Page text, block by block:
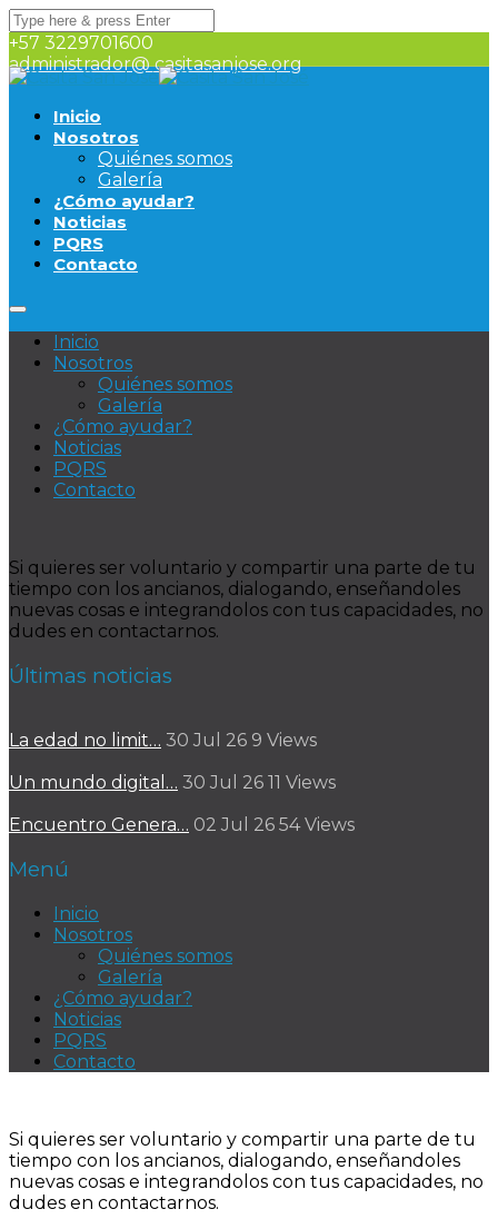
+57 3229701600
administrador@ casitasanjose.org
Inicio
Nosotros
Quiénes somos
Galería
¿Cómo ayudar?
Noticias
PQRS
Contacto
Inicio
Nosotros
Quiénes somos
Galería
¿Cómo ayudar?
Noticias
PQRS
Contacto
Si quieres ser voluntario y compartir una parte de tu
tiempo con los ancianos, dialogando, enseñandoles
nuevas cosas e integrandolos con tus capacidades, no
dudes en contactarnos.
Últimas noticias
La edad no limit… 30 Jul 26 9 Views
Un mundo digital… 30 Jul 26 11 Views
Encuentro Genera… 02 Jul 26 54Views
Menú
Inicio
Nosotros
Quiénes somos
Galería
¿Cómo ayudar?
Noticias
PQRS
Contacto
Si quieres ser voluntario y compartir una parte de tu
tiempo con los ancianos, dialogando, enseñandoles
nuevas cosas e integrandolos con tus capacidades, no
dudes en contactarnos.